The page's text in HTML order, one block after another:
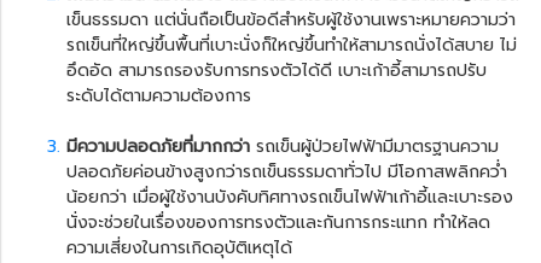
เข็นธรรมดา แต่นั่นถือเป็นข้อดีสำหรับผู้ใช้งานเพราะหมายความว่า
รถเข็นที่ใหญ่ขึ้นพื้นที่เบาะนั่งก็ใหญ่ขึ้นทำให้สามารถนั่งได้สบาย ไม่
อึดอัด สามารถรองรับการทรงตัวได้ดี เบาะเก้าอี้สามารถปรับ
ระดับได้ตามความต้องการ
มีความปลอดภัยที่มากกว่า รถเข็นผู้ป่วยไฟฟ้ามีมาตรฐานความ
ปลอดภัยค่อนข้างสูงกว่ารถเข็นธรรมดาทั่วไป มีโอกาสพลิกคว่ำ
น้อยกว่า เมื่อผู้ใช้งานบังคับทิศทางรถเข็นไฟฟ้าเก้าอี้และเบาะรอง
นั่งจะช่วยในเรื่องของการทรงตัวและกันการกระแทก ทำให้ลด
ความเสี่ยงในการเกิดอุบัติเหตุได้